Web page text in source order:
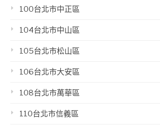
100台北市中正區
104台北市中山區
105台北市松山區
106台北市大安區
108台北市萬華區
110台北市信義區